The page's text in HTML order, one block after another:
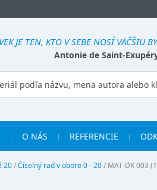
JE TEN, KTO V SEBE NOSÍ VÄČŠIU
Antonie de Saint-
O NÁS REFERENCIE
20/Číselný rad v obore 0 - 20/ MAT-DK 003